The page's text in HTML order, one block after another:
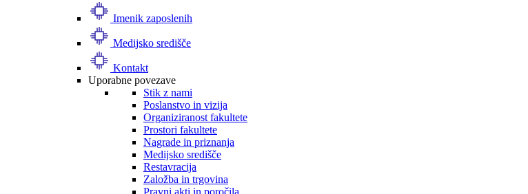
Imenik zaposlenih
Medijsko središče
Kontakt
Uporabne povezave
Stik z nami
Poslanstvo in vizija
Organiziranost fakultete
Prostori fakultete
Nagrade in priznanja
Medijsko središče
Restavracija
Založba in trgovina
Pravni akti in poročila